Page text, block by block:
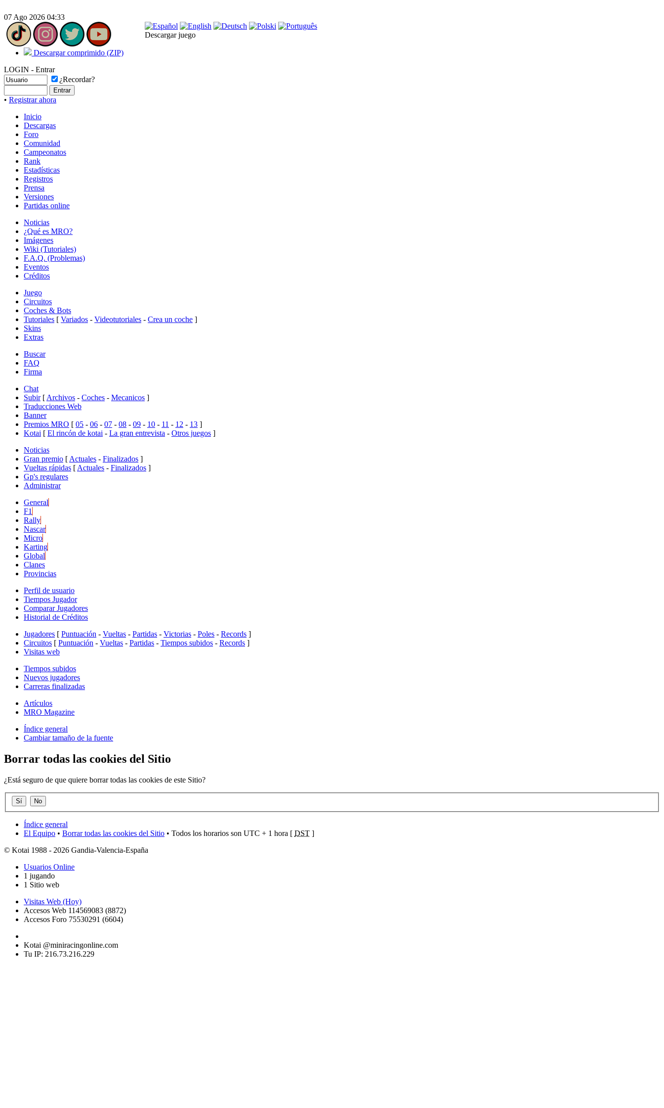
07 Ago 2026 04:33
Descargar juego
Descargar comprimido (ZIP)
LOGIN - Entrar
¿Recordar?
• Registrar ahora
Inicio
Descargas
Foro
Comunidad
Campeonatos
Rank
Estadísticas
Registros
Prensa
Versiones
Partidas online
Noticias
¿Qué es MRO?
Imágenes
Wiki (Tutoriales)
F.A.Q. (Problemas)
Eventos
Créditos
Juego
Circuitos
Coches & Bots
Tutoriales [ Variados - Videotutoriales - Crea un coche ]
Skins
Extras
Buscar
FAQ
Firma
Chat
Subir [ Archivos - Coches - Mecanicos ]
Traducciones Web
Banner
Premios MRO [ 05 - 06 - 07 - 08 - 09 - 10 - 11 - 12 - 13 ]
Kotai [ El rincón de kotai - La gran entrevista - Otros juegos ]
Noticias
Gran premio [ Actuales - Finalizados ]
Vueltas rápidas [ Actuales - Finalizados ]
Gp's regulares
Administrar
General
F1
Rally
Nascar
Micro
Karting
Global
Clanes
Provincias
Perfil de usuario
Tiempos Jugador
Comparar Jugadores
Historial de Créditos
Jugadores [ Puntuación - Vueltas - Partidas - Victorias - Poles - Records ]
Circuitos [ Puntuación - Vueltas - Partidas - Tiempos subidos - Records ]
Visitas web
Tiempos subidos
Nuevos jugadores
Carreras finalizadas
Artículos
MRO Magazine
Índice general
Cambiar tamaño de la fuente
Borrar todas las cookies del Sitio
¿Está seguro de que quiere borrar todas las cookies de este Sitio?
Índice general
El Equipo • Borrar todas las cookies del Sitio • Todos los horarios son UTC + 1 hora [ DST ]
© Kotai 1988 - 2026 Gandia-Valencia-España
Usuarios Online
1 jugando
1 Sitio web
Visitas Web (Hoy)
Accesos Web 114569083 (8872)
Accesos Foro 75530291 (6604)
Kotai @miniracingonline.com
Tu IP: 216.73.216.229